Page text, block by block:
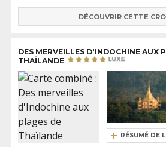
DÉCOUVRIR CETTE
DES MERVEILLES D'INDOCHINE AUX
THAÏLANDE
RÉSUMÉ DE